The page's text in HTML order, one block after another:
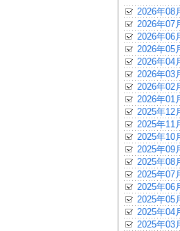
2026年08
2026年07
2026年06
2026年05
2026年04
2026年03
2026年02
2026年01
2025年12
2025年11
2025年10
2025年09
2025年08
2025年07
2025年06
2025年05
2025年04
2025年03